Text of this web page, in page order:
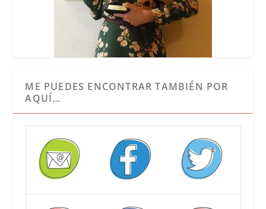
ME PUEDES ENCONTRAR TAMBIÉN POR
AQUÍ…